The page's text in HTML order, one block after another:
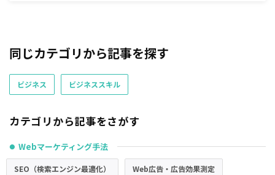
同じカテゴリから記事を探す
ビジネス ビジネススキル
カテゴリから記事をさがす
● Webマーケティング手法
SEO（検索エンジン最適化） Web広告・広告効果測定